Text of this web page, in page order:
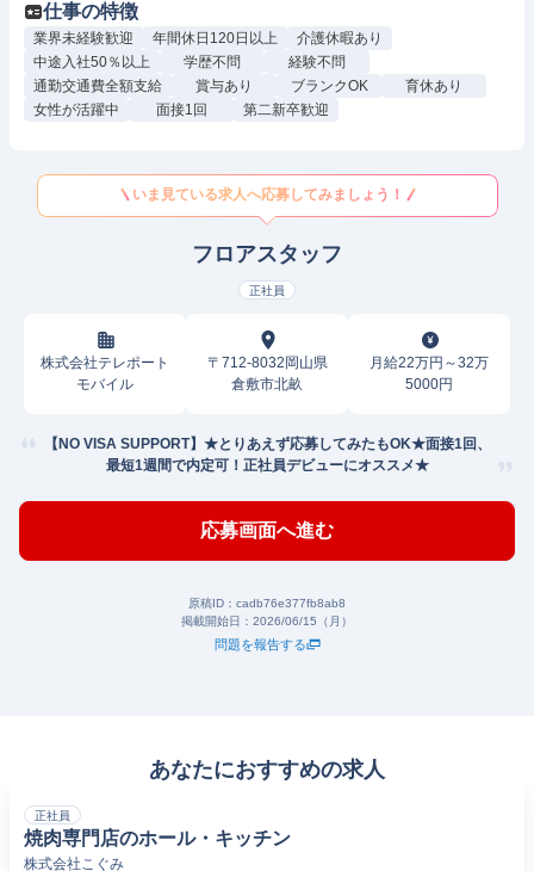
仕事の特徴
業界未経験歓迎 年間休日120日以上
介護休暇あり
中途入社50％以上
学歴不問
経験不問
通勤交通費全額支給
賞与あり ブランクOK
育休あり
女性が活躍中
面接1回 第二新卒歓迎
いま見ている求人へ応募してみましょう！
フロアスタッフ
正社員
株式会社テレポート
モバイル
〒712-8032岡山県
倉敷市北畝
月給22万円～32万
5000円
【NO VISA SUPPORT】★とりあえず応募してみたもOK★面接1回、
最短1週間で内定可！正社員デビューにオススメ★
応募画面へ進む
原稿ID： cadb76e377fb8ab8
掲載開始日： 2026/06/15（月）
問題を報告する
あなたにおすすめの求人
正社員
焼肉専門店のホール・キッチン
株式会社こぐみ